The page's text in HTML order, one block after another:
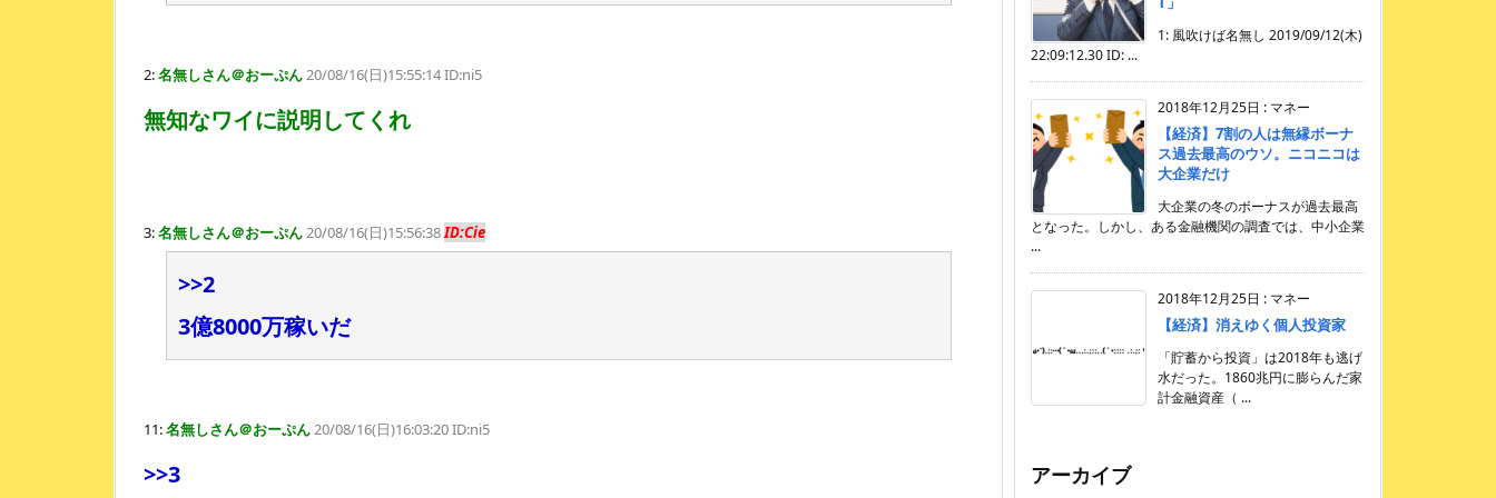
2:名無しさん＠おーぷん20/08/16(日)15:55:14 ID:ni5
無知なワイに説明してくれ
3:名無しさん＠おーぷん20/08/16(日)15:56:38ID:Cie
>>2
3億8000万稼いだ
11:名無しさん＠おーぷん20/08/16(日)16:03:20 ID:ni5
>>3
1: 風吹けば名無し 2019/09/12(木)
22:09:12.30 ID: ...
2018年12月25日 : マネー
【経済】7割の人は無縁ボーナ
ス過去最高のウソ。ニコニコは
大企業だけ
大企業の冬のボーナスが過去最高
となった。しかし、ある金融機関の調査では、中小企業
...
2018年12月25日 : マネー
【経済】消えゆく個人投資家
「貯蓄から投資」は2018年も逃げ
水だった。1860兆円に膨らんだ家
計金融資産（ ...
アーカイブ